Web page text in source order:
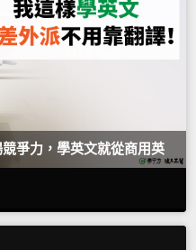
爭力，學英文就從商用英